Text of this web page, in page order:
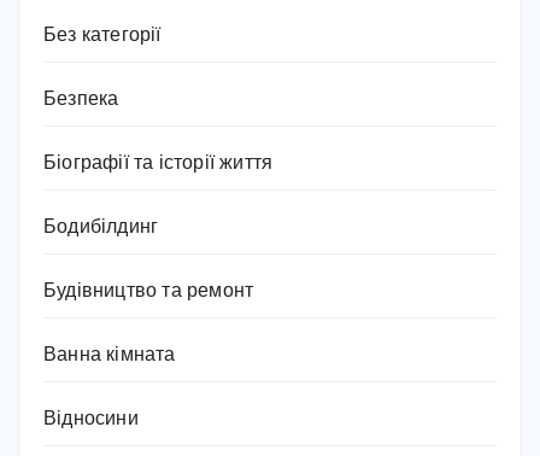
Без категорії
Безпека
Біографії та історії життя
Бодибілдинг
Будівництво та ремонт
Ванна кімната
Відносини